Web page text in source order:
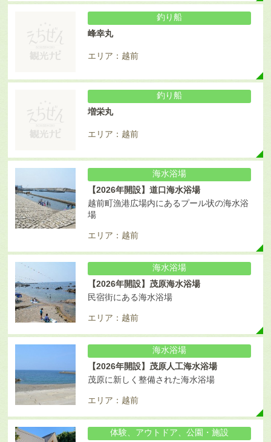
釣り船
峰幸丸
エリア：越前
釣り船
増栄丸
エリア：越前
海水浴場
【2026年開設】道口海水浴場
越前町漁港広場内にあるプール状の海水浴
場
エリア：越前
海水浴場
【2026年開設】茂原海水浴場
民宿街にある海水浴場
エリア：越前
海水浴場
【2026年開設】茂原人工海水浴場
茂原に新しく整備された海水浴場
エリア：越前
体験、アウトドア、公園・施設